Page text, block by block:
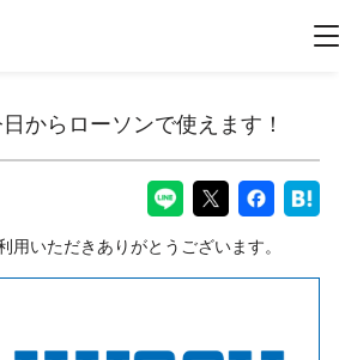
からローソンで使えます！
用いただきありがとうございます。